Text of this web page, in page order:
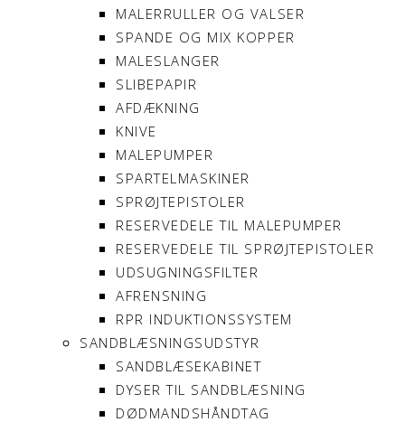
MALERRULLER OG VALSER
SPANDE OG MIX KOPPER
MALESLANGER
SLIBEPAPIR
AFDÆKNING
KNIVE
MALEPUMPER
SPARTELMASKINER
SPRØJTEPISTOLER
RESERVEDELE TIL MALEPUMPER
RESERVEDELE TIL SPRØJTEPISTOLER
UDSUGNINGSFILTER
AFRENSNING
RPR INDUKTIONSSYSTEM
SANDBLÆSNINGSUDSTYR
SANDBLÆSEKABINET
DYSER TIL SANDBLÆSNING
DØDMANDSHÅNDTAG